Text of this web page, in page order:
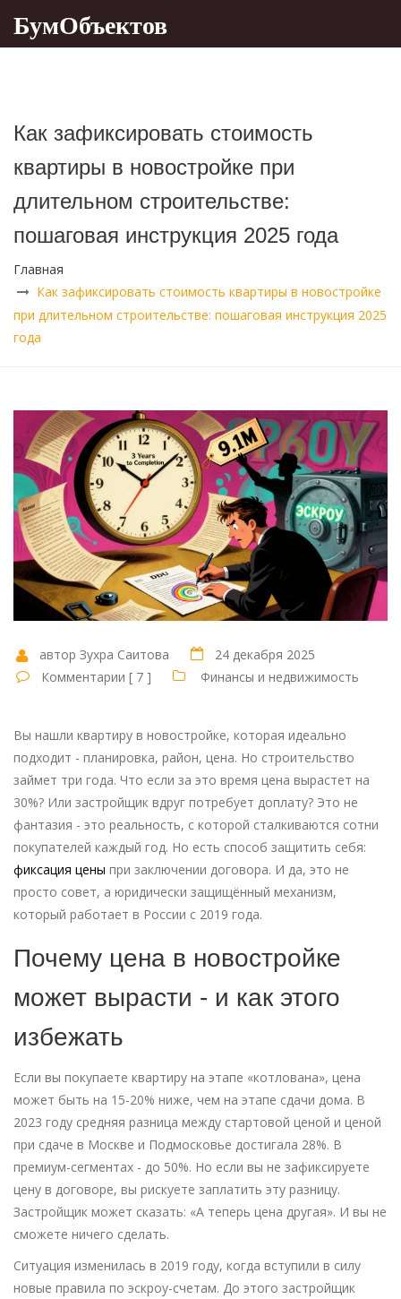
БумОбъектов
Как зафиксировать стоимость
квартиры в новостройке при
длительном строительстве:
пошаговая инструкция 2025 года
Главная
Как зафиксировать стоимость квартиры в новостройке
при длительном строительстве: пошаговая инструкция 2025
года
автор Зухра Саитова
24 декабря 2025
Комментарии [ 7 ]
Финансы и недвижимость
Вы нашли квартиру в новостройке, которая идеально
подходит - планировка, район, цена. Но строительство
займет три года. Что если за это время цена вырастет на
30%? Или застройщик вдруг потребует доплату? Это не
фантазия - это реальность, с которой сталкиваются сотни
покупателей каждый год. Но есть способ защитить себя:
фиксация цены при заключении договора. И да, это не
просто совет, а юридически защищённый механизм,
который работает в России с 2019 года.
Почему цена в новостройке
может вырасти - и как этого
избежать
Если вы покупаете квартиру на этапе «котлована», цена
может быть на 15-20% ниже, чем на этапе сдачи дома. В
2023 году средняя разница между стартовой ценой и ценой
при сдаче в Москве и Подмосковье достигала 28%. В
премиум-сегментах - до 50%. Но если вы не зафиксируете
цену в договоре, вы рискуете заплатить эту разницу.
Застройщик может сказать: «А теперь цена другая». И вы не
сможете ничего сделать.
Ситуация изменилась в 2019 году, когда вступили в силу
новые правила по эскроу-счетам. До этого застройщик